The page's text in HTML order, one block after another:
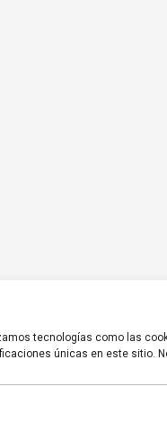
tecnologías como las
únicas en este sitio.